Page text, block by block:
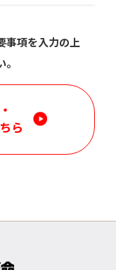
事項を入力の上
ら